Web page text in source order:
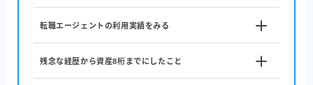
転職エージェントの利用実績をみる
残念な経歴から資産8桁までにしたこと